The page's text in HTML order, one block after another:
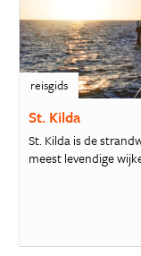
reisgids
St. Kilda
St. Kilda is de
meest levendige